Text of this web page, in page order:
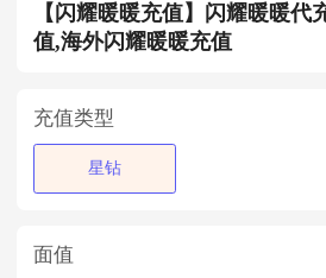
【闪耀暖暖充值】闪耀暖暖代
值,海外闪耀暖暖充值
充值类型
星钻
面值